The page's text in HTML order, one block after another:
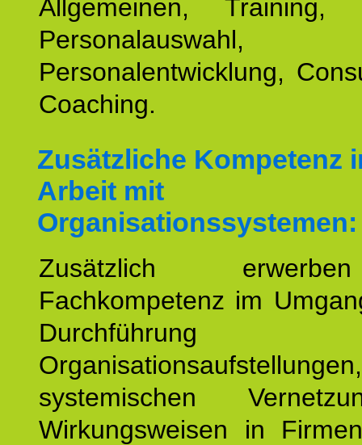
Allgemeinen, Training,
Personalauswahl,
Personalentwicklung,
Coaching.
Zusätzliche Kompetenz
Arbeit mit
Organisationssystemen:
Zusätzlich
Fachkompetenz im
systemischen
Wirkungsweisen in